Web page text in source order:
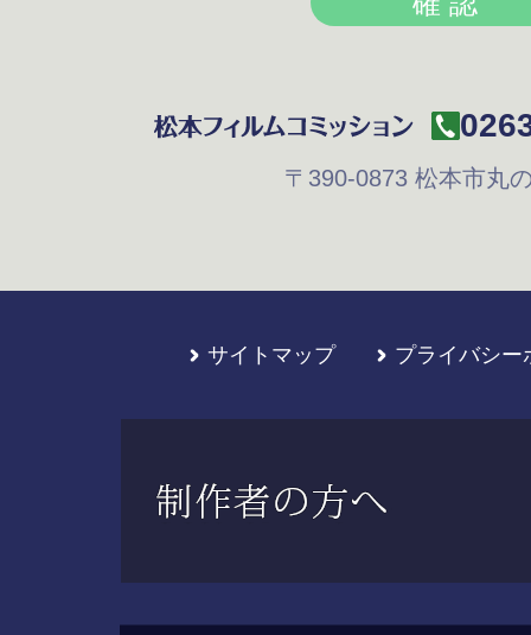
〒390-0873 松本市丸
サイトマップ プライバシー